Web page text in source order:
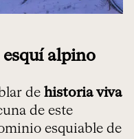
alpino
de historia viva
de este
esquiable de